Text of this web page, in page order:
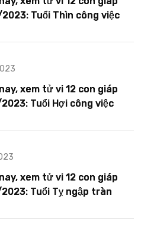
Tuổi Thìn công việc
xem tử vi 12 con giáp
Tuổi Hợi công việc
xem tử vi 12 con giáp
Tuổi Tỵ ngập tràn